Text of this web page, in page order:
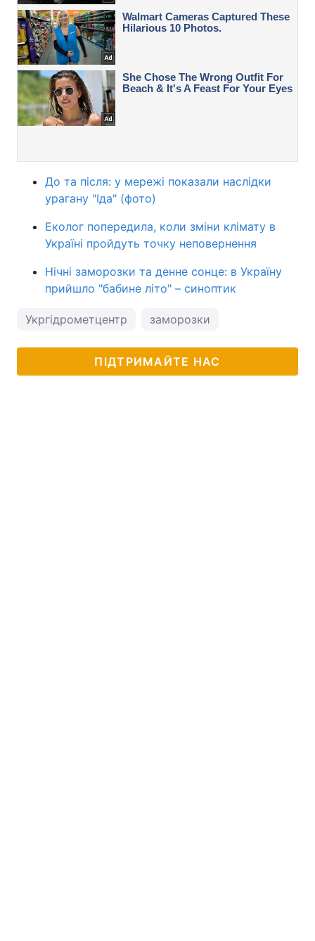
До та після: у мережі показали наслідки
урагану "Іда" (фото)
Еколог попередила, коли зміни клімату в
Україні пройдуть точку неповернення
Нічні заморозки та денне сонце: в Україну
прийшло "бабине літо" – синоптик
Укргідрометцентр заморозки
ПІДТРИМАЙТЕ НАС